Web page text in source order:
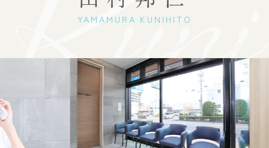
YAMAMURA KUNIHITO